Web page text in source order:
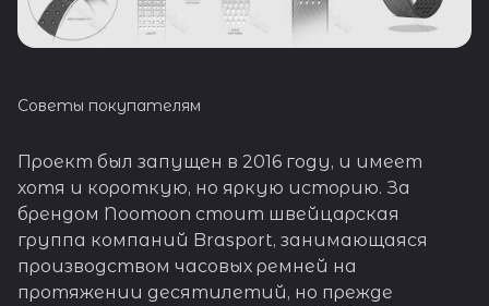
Советы покупателям
Проект был запущен в 2016 году, и имеет
хотя и короткую, но яркую историю. За
брендом Noomoon стоит швейцарская
группа компаний Brasport, занимающаяся
производством часовых ремней на
протяжении десятилетий, но прежде